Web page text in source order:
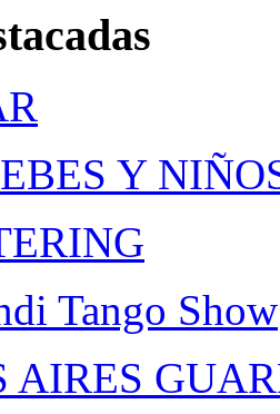
Y
Tango Show
AIRES